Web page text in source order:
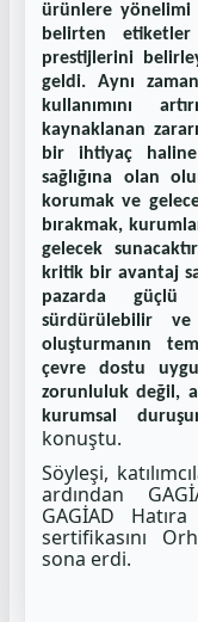
ürünlere yönelimi
belirten etiketler
prestijlerini
geldi. Aynı
kullanımını
kaynaklanan
bir ihtiyaç
sağlığına olan
korumak ve
bırakmak,
gelecek
kritik bir avantaj
pazarda
sürdürülebilir
oluşturmanın
çevre dostu
zorunluluk değil,
kurumsal
konuştu.
Söyleşi,
ardından
GAGİAD
sertifikasını
sona erdi.